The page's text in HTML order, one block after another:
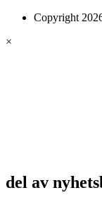
Copyright
×
del av